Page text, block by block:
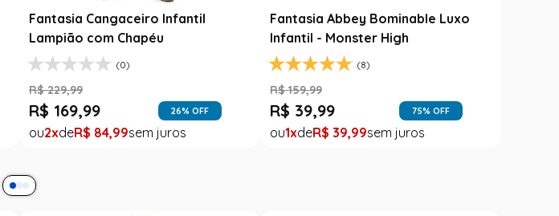
Fantasia Cangaceiro Infantil
Lampião com Chapéu
(0)
R$ 229,99
R$ 169,99 26% OFF
2 R$ 84,99
Fantasia Abbey Bominable Luxo
Infantil - Monster High
(8)
R$ 159,99
R$ 39,99 75% OFF
1 R$ 39,99